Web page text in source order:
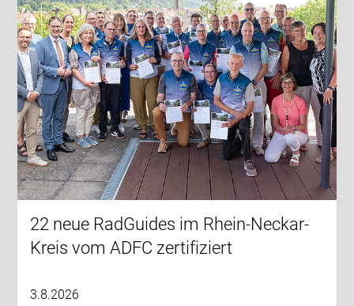
22 neue RadGuides im Rhein-Neckar-
Kreis vom ADFC zertifiziert
3.8.2026